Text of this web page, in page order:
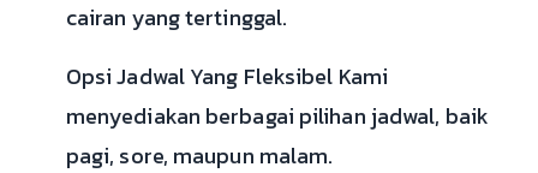
cairan yang tertinggal.
Opsi Jadwal Yang Fleksibel Kami
menyediakan berbagai pilihan jadwal, baik
pagi, sore, maupun malam.